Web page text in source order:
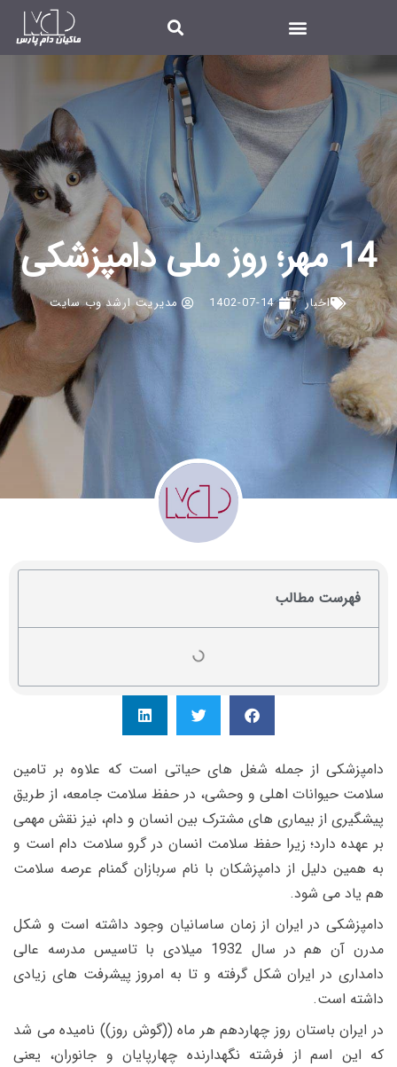
14 مهر؛ روز ملی دامپزشکی
اخبار 1402-07-14 مدیریت ارشد وب سایت
فهرست مطالب
دامپزشکی از جمله شغل های حیاتی است که علاوه بر تامین
سلامت حیوانات اهلی و وحشی، در حفظ سلامت جامعه، از طریق
پیشگیری از بیماری های مشترک بین انسان و دام، نیز نقش مهمی
بر عهده دارد؛ زیرا حفظ سلامت انسان در گرو سلامت دام است و
به همین دلیل از دامپزشکان با نام سربازان گمنام عرصه سلامت
هم یاد می شود.
دامپزشکی در ایران از زمان ساسانیان وجود داشته است و شکل
مدرن آن هم در سال 1932 میلادی با تاسیس مدرسه عالی
دامداری در ایران شکل گرفته و تا به امروز پیشرفت های زیادی
داشته است.
در ایران باستان روز چهاردهم هر ماه ((گوش روز)) نامیده می شد
که این اسم از فرشته نگهدارنده چهارپایان و جانوران، یعنی